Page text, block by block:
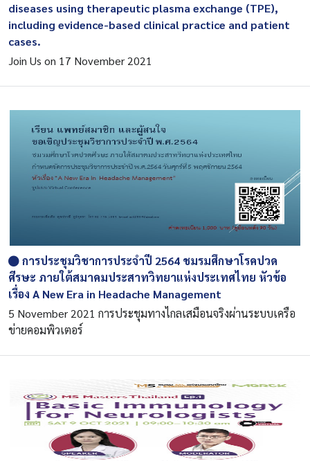
diseases using therapeutic plasma exchange (TPE),
including evidence-based clinical practice and patient
cases.
Join Us on 17 November 2021
การประชุมวิชาการประจำปี 2564 ชมรมศึกษาโรคปวด
ศีรษะ ภายใต้สมาคมประสาทวิทยาแห่งประเทศไทย หัวข้อ
เรื่อง A New Era in Headache Management
5 November 2021 การประชุมทางไกลเสมือนจริงผ่านระบบเครือ
ข่ายคอมพิวเตอร์